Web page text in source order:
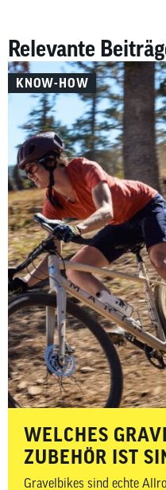
Relevante
KNOW-HOW
WELCHES
ZUBEHÖR IST
Gravelbikes sind echte